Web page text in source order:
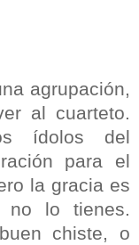
agrupación,
al cuarteto.
ídolos del
para el
la gracia es
lo tienes.
chiste, o